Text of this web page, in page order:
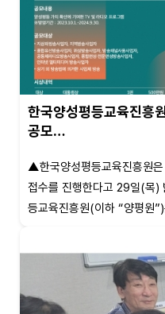
한국양성평등교육진흥
공모…
▲한국양성평등교육진흥원은
접수를 진행한다고 29일(목)
등교육진흥원(이하 “양평원